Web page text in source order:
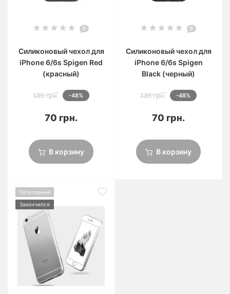
0
Силиконовый чехол для
iPhone 6/6s Spigen Red
(красный)
135 грн. -48%
70 грн.
В корзину
0
Силиконовый чехол для
iPhone 6/6s Spigen
Black (черный)
135 грн. -48%
70 грн.
В корзину
Популярный
Закончился